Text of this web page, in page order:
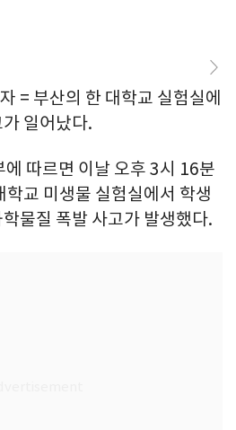
= 부산의 한 대학교 실험실에
일어났다.
따르면 이날 오후 3시 16분
학교 미생물 실험실에서 학생
물질 폭발 사고가 발생했다.